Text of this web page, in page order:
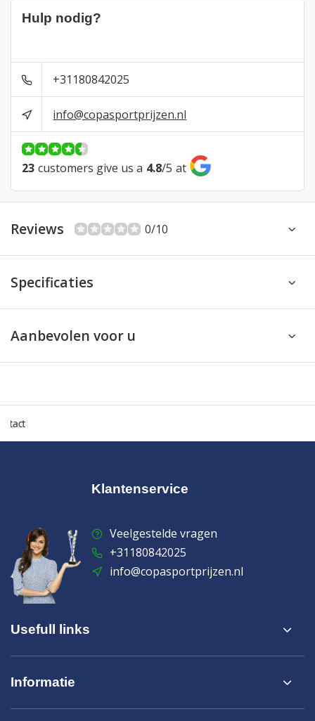
Hulp nodig?
+31180842025
info@copasportprijzen.nl
23 customers give us a 4.8/5 at
Reviews 0/10
Specificaties
Aanbevolen voor u
Klantenservice
Veelgestelde vragen
+31180842025
info@copasportprijzen.nl
Usefull links
Informatie